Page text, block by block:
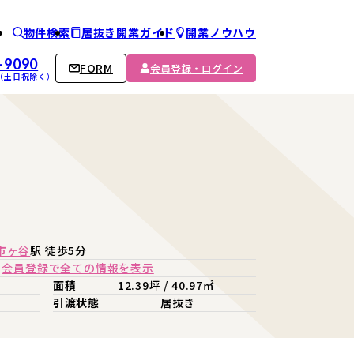
物件検索 居抜き開業ガイド 開業ノウハウ
日祝除く）
FORM 会員登録・ログイン
ヶ谷駅 徒歩5分
会員登録で全ての情報を表示
面積
12.39坪 / 40.97㎡
引渡状態
居抜き